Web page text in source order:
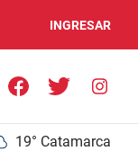
INGRESAR
19° Catamarca